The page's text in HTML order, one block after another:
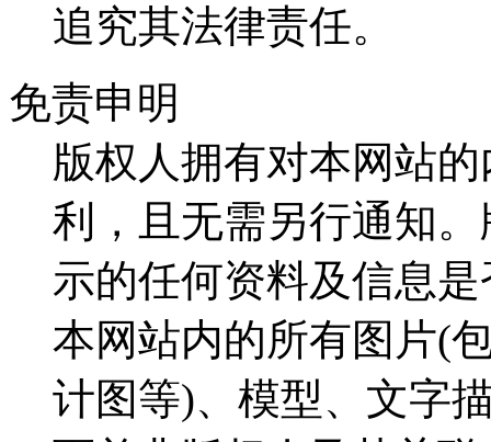
追究其法律责任。
免责申明
版权人拥有对本网站
利，且无需另行通知
示的任何资料及信息
本网站内的所有图片(
计图等)、模型、文字